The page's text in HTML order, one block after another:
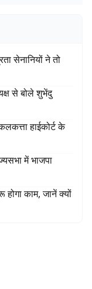
सेनानियों ने तो
से बोले शुभेंदु
हाईकोर्ट के
में भाजपा
काम, जानें क्यों